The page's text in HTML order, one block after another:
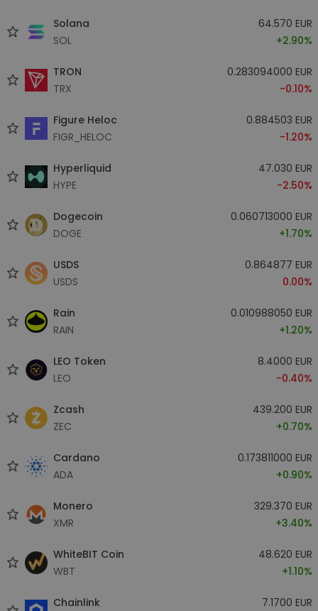
Solana
SOL
64.570 EUR
+2.90%
TRON
TRX
0.283094000 EUR
-0.10%
Figure Heloc
FIGR_HELOC
0.884503 EUR
-1.20%
Hyperliquid
HYPE
47.030 EUR
-2.50%
Dogecoin
DOGE
0.060713000 EUR
+1.70%
USDS
USDS
0.864877 EUR
0.00%
Rain
RAIN
0.010988050 EUR
+1.20%
LEO Token
LEO
8.4000 EUR
-0.40%
Zcash
ZEC
439.200 EUR
+0.70%
Cardano
ADA
0.173811000 EUR
+0.90%
Monero
XMR
329.370 EUR
+3.40%
WhiteBIT Coin
WBT
48.620 EUR
+1.10%
Chainlink
7.1700 EUR